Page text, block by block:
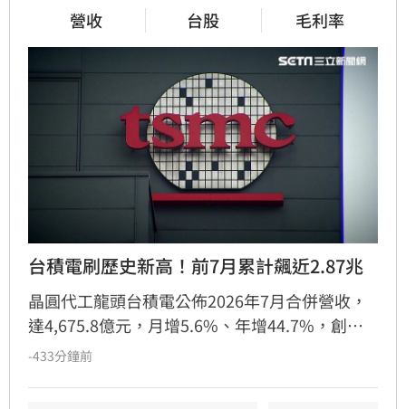
營收 台股 毛利率
台積電刷歷史新高！前7月累計飆近2.87兆
晶圓代工龍頭台積電公佈2026年7月合併營收，
達4,675.8億元，月增5.6%、年增44.7%，創下
單月歷史新高。今年前七月累計營收達2兆
-433分鐘前